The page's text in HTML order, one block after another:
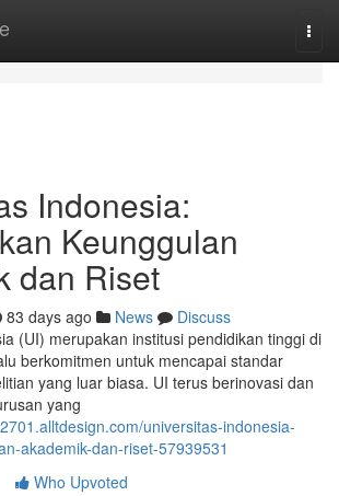
Indonesia:
Keunggulan
dan Riset
83 days ago News
Discuss
(UI) merupakan institusi pendidikan tinggi di
berkomitmen untuk mencapai standar
yang luar biasa. UI terus berinovasi dan
yang
universitas-indonesia-
akademik-dan-riset-57939531
Who Upvoted